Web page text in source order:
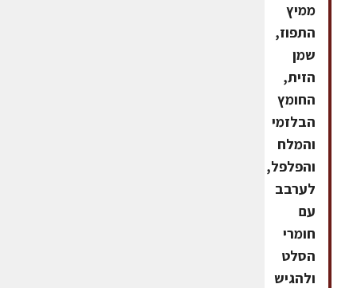
ממיץ
התפוז,
שמן
הזית,
החומץ
הבלזמי
והמלח
והפלפל,
לערבב
עם
חומרי
הסלט
ולהגיש